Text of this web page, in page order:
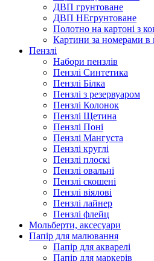
ДВП грунтоване
ДВП НЕгрунтоване
Полотно на картоні з
Картини за номерами в
Пензлі
Набори пензлів
Пензлі Синтетика
Пензлі Білка
Пензлі з резервуаром
Пензлі Колонок
Пензлі Щетина
Пензлі Поні
Пензлі Мангуста
Пензлі круглі
Пензлі плоскі
Пензлі овальні
Пензлі скошені
Пензлі віялові
Пензлі лайнер
Пензлі флейц
Мольберти, аксесуари
Папір для малювання
Папір для акварелі
Папір для маркерів